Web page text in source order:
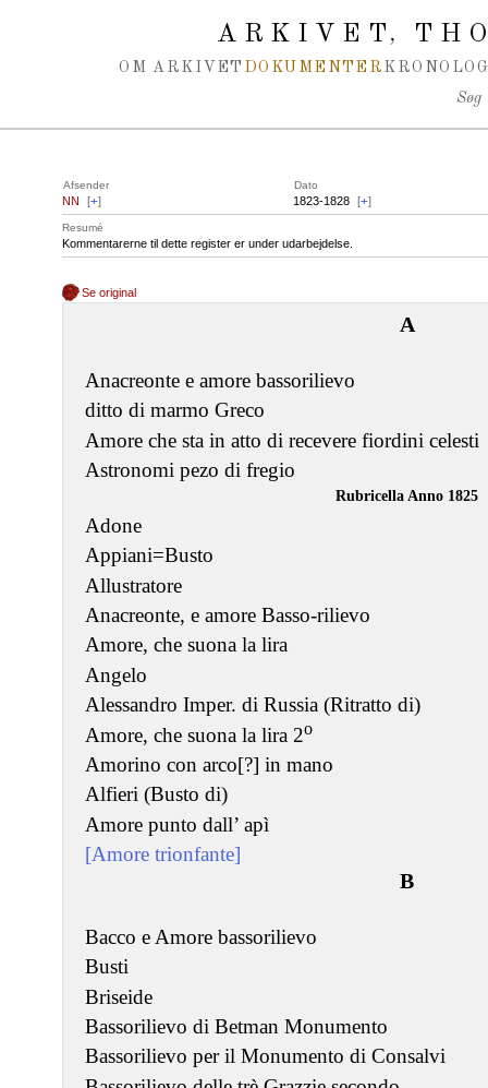
ARKIVET,
OM ARKIVET DOKUMENTER
Søg
Afsender Dato
NN [+] 1823-1828 [+]
Resumé
Kommentarerne til dette register er under udarbejdelse.
Se original
A
Anacreonte e amore bassorilievo
ditto di marmo Greco
Amore che sta in atto di recevere fiordini celesti
Astronomi pezo di fregio
Rubricella Anno 1825
Adone
Appiani=Busto
Allustratore
Anacreonte, e amore Basso-rilievo
Amore, che suona la lira
Angelo
Alessandro Imper. di Russia (Ritratto di)
Amore, che suona la lira 2o
Amorino con arco[?] in mano
Alfieri (Busto di)
Amore punto dall’ apì
[Amore trionfante]
B
Bacco e Amore bassorilievo
Busti
Briseide
Bassorilievo di Betman Monumento
Bassorilievo per il Monumento di Consalvi